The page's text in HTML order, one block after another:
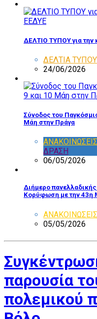
ΔΕΛΤΙΟ ΤΥΠΟΥ για
ΔΕΛΤΙΑ ΤΥΠΟΥ
24/06/2026
Σύνοδος του
Μάη στην Πράγα
ΑΝΑΚΟΙΝΩΣΕΙΣ
ΔΡΑΣΗ
06/05/2026
Διήμερο πανελλαδικής
Κορύφωση με την 43η
ΑΝΑΚΟΙΝΩΣΕΙΣ
05/05/2026
παρουσία
πολεμικού